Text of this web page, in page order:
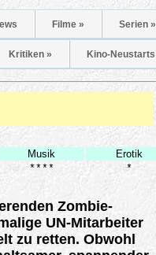
Filme » Serien »
Kritiken » Kino-Neustarts
Musik Erotik
**** *
Zombie-
UN-Mitarbeiter
zu retten. Obwohl